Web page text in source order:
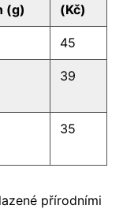
(g)
(Kč)
45
39
35
přírodními